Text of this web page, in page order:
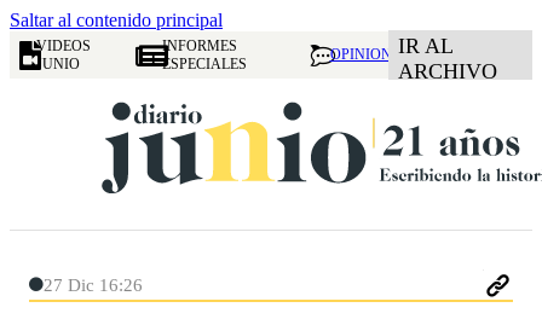
Saltar al contenido principal
VIDEOS
JUNIO
INFORMES
ESPECIALES
OPINION IR AL
ARCHIVO
27 Dic 16:26